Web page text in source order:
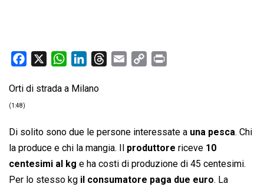
c
o
o
k
W
a
A
p
p
n
d
I
n
d
s
i
n
k
Orti di strada a Milano
(1:48)
Di solito sono due le persone interessate a una pesca. Chi
la produce e chi la mangia. Il produttore riceve 10
centesimi al kg e ha costi di produzione di 45 centesimi.
Per lo stesso kg il consumatore paga due euro. La